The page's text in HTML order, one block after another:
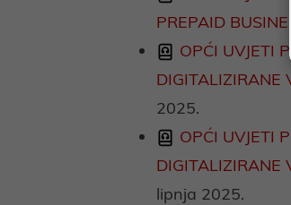
PREPAID
OPĆI UVJETI
DIGITALIZIRANE
2025.
OPĆI UVJETI
DIGITALIZIRANE
lipnja 2025.